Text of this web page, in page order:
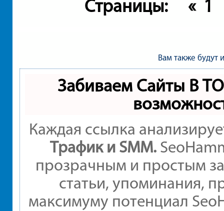
Страницы: « 1
Вам также будут
Забиваем Сайты В
Каждая ссылка
Трафик и SMM.
прозрачным и простым
статьи, упоминания,
максимуму потенциал